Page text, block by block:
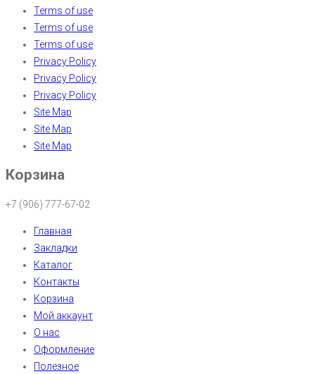
Terms of use
Terms of use
Terms of use
Privacy Policy
Privacy Policy
Privacy Policy
Site Map
Site Map
Site Map
Корзина
+7 (906) 777-67-02
Главная
Закладки
Каталог
Контакты
Корзина
Мой аккаунт
О нас
Оформление
Полезное